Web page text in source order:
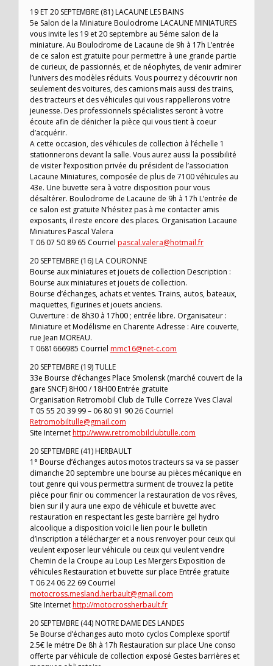
19 ET 20 SEPTEMBRE (81) LACAUNE LES BAINS
5e Salon de la Miniature Boulodrome LACAUNE MINIATURES
vous invite les 19 et 20 septembre au 5éme salon de la
miniature. Au Boulodrome de Lacaune de 9h à 17h L’entrée
de ce salon est gratuite pour permettre à une grande partie
de curieux, de passionnés, et de néophytes, de venir admirer
l’univers des modèles réduits. Vous pourrez y découvrir non
seulement des voitures, des camions mais aussi des trains,
des tracteurs et des véhicules qui vous rappellerons votre
jeunesse. Des professionnels spécialistes seront à votre
écoute afin de dénicher la pièce qui vous tient à coeur
d’acquérir.
A cette occasion, des véhicules de collection à l’échelle 1
stationnerons devant la salle. Vous aurez aussi la possibilité
de visiter l’exposition privée du président de l’association
Lacaune Miniatures, composée de plus de 7100 véhicules au
43e. Une buvette sera à votre disposition pour vous
désaltérer. Boulodrome de Lacaune de 9h à 17h L’entrée de
ce salon est gratuite N’hésitez pas à me contacter amis
exposants, il reste encore des places. Organisation Lacaune
Miniatures Pascal Valera
T 06 07 50 89 65 Courriel pascal.valera@hotmail.fr
20 SEPTEMBRE (16) LA COURONNE
Bourse aux miniatures et jouets de collection Description :
Bourse aux miniatures et jouets de collection.
Bourse d’échanges, achats et ventes. Trains, autos, bateaux,
maquettes, figurines et jouets anciens.
Ouverture : de 8h30 à 17h00 ; entrée libre. Organisateur :
Miniature et Modélisme en Charente Adresse : Aire couverte,
rue Jean MOREAU.
T 0681666985 Courriel mmc16@net-c.com
20 SEPTEMBRE (19) TULLE
33e Bourse d’échanges Place Smolensk (marché couvert de la
gare SNCF) 8H00 / 18H00 Entrée gratuite
Organisation Retromobil Club de Tulle Correze Yves Claval
T 05 55 20 39 99 – 06 80 91 90 26 Courriel
Retromobiltulle@gmail.com
Site Internethttp://www.retromobilclubtulle.com
20 SEPTEMBRE (41) HERBAULT
1° Bourse d’échanges autos motos tracteurs sa va se passer
dimanche 20 septembre une bourse au pièces mécanique en
tout genre qui vous permettra surment de trouvez la petite
pièce pour finir ou commencer la restauration de vos rêves,
bien sur il y aura une expo de véhicule et buvette avec
restauration en respectant les geste barrière gel hydro
alcoolique a disposition voici le lien pour le bulletin
d’inscription a télécharger et a nous renvoyer pour ceux qui
veulent exposer leur véhicule ou ceux qui veulent vendre
Chemin de la Croupe au Loup Les Mergers Exposition de
véhicules Restauration et buvette sur place Entrée gratuite
T 06 24 06 22 69 Courriel
motocross.mesland.herbault@gmail.com
Site Internethttp://motocrossherbault.fr
20 SEPTEMBRE (44) NOTRE DAME DES LANDES
5e Bourse d’échanges auto moto cyclos Complexe sportif
2.5€ le métre De 8h à 17h Restauration sur place Une conso
offerte par véhicule de collection exposé Gestes barrières et